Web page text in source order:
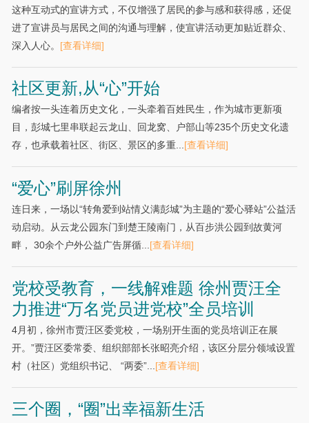
这种互动式的宣讲方式，不仅增强了居民的参与感和获得感，还促
进了宣讲员与居民之间的沟通与理解，使宣讲活动更加贴近群众、
深入人心。 [查看详细]
社区更新,从“心”开始
编者按一头连着历史文化，一头牵着百姓民生，作为城市更新项
目，彭城七里串联起云龙山、回龙窝、户部山等235个历史文化遗
存，也承载着社区、街区、景区的多重...[查看详细]
“爱心”刷屏徐州
连日来，一场以“转角爱到站情义满彭城”为主题的“爱心驿站”公益活
动启动。从云龙公园东门到楚王陵南门，从百步洪公园到故黄河
畔， 30余个户外公益广告屏循...[查看详细]
党校受教育，一线解难题 徐州贾汪全
力推进“万名党员进党校”全员培训
4月初，徐州市贾汪区委党校，一场别开生面的党员培训正在展
开。”贾汪区委常委、组织部部长张昭亮介绍，该区分层分领域设置
村（社区）党组织书记、 “两委”... [查看详细]
三个圈，“圈”出幸福新生活